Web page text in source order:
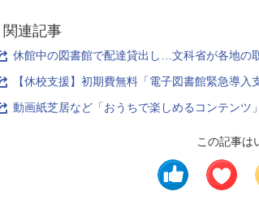
関連記事
休館中の図書館で配達貸出し…文科省が各地の
【休校支援】初期費無料「電子図書館緊急導
動画紙芝居など「おうちで楽しめるコンテンツ
この記事は